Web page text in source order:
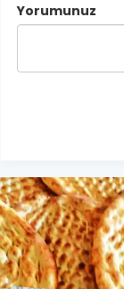
Yorumunuz